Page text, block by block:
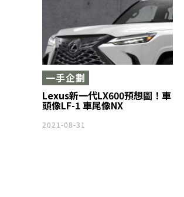
Lexus新一代LX600預想圖！車
頭像LF-1 車尾像NX
一手企劃
2021-08-31